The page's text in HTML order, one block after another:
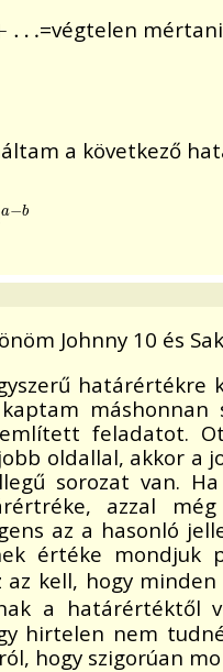
…=végtelen
a következő
a−b
−b
Johnny 10 és
feladatot.
oldallal, akkor a
sorozat van.
azzal
az a hasonló
értéke mondjuk
az kell, hogy
a határértéktől
hirtelen nem
hogy szigorúan